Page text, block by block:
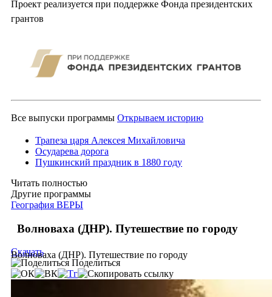
Проект реализуется при поддержке Фонда президентских
грантов
Все выпуски программы Открываем историю
Трапеза царя Алексея Михайловича
Осударева дорога
Пушкинский праздник в 1880 году
Читать полностью
Другие программы
География ВЕРЫ
Волноваха (ДНР). Путешествие по городу
Волноваха (ДНР). Путешествие по городу
Скачать
Поделиться